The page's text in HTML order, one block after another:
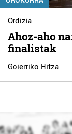
Ordizia
Ahoz-aho
finalistak
Goierriko Hitza